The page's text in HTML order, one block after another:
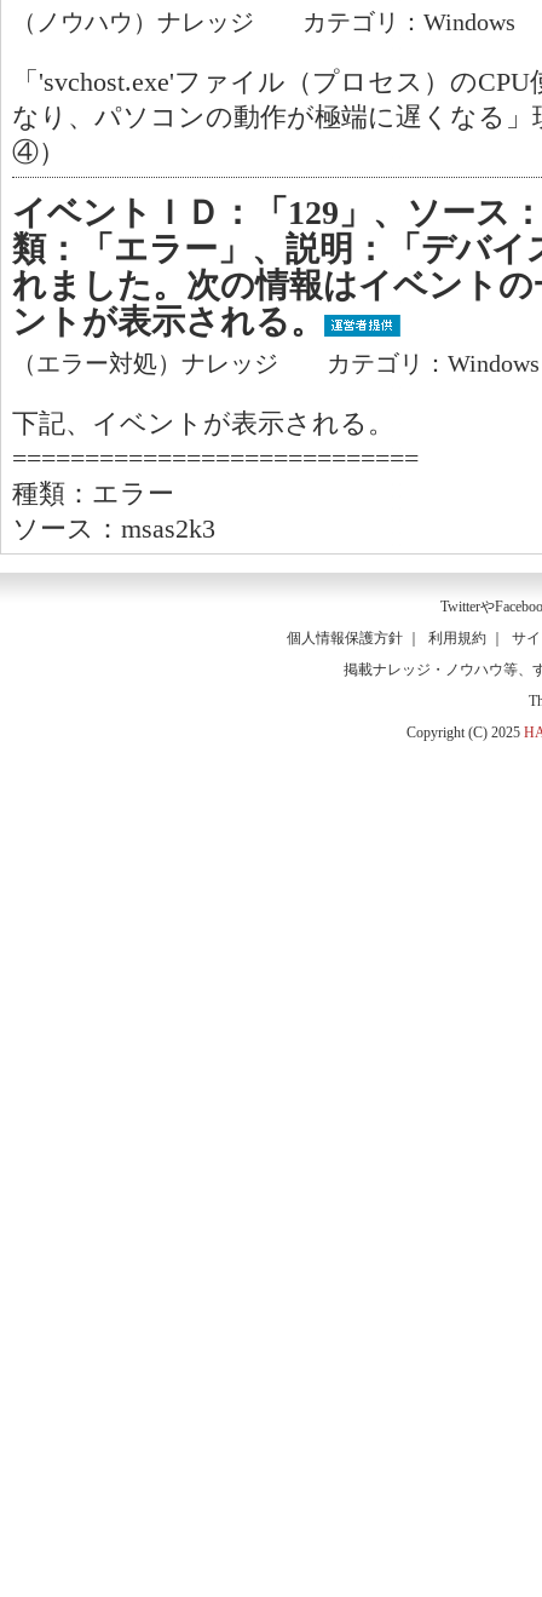
（ノウハウ）ナレッジ カテゴリ：Windows
「'svchost.exe'ファイル（プロセス）の
なり、パソコンの動作が極端に遅くなる
④）
イベントＩＤ：「129」、ソース
類：「エラー」、説明：「デバ
れました。次の情報はイベント
ントが表示される。
（エラー対処）ナレッジ カテゴリ：
下記、イベントが表示される。
============================
種類：エラー
ソース：msas2k3
Twitterや
個人情報保護方針
利用規約
サ
掲載ナレッジ・ノウハウ等、
Copyright (C) 2025